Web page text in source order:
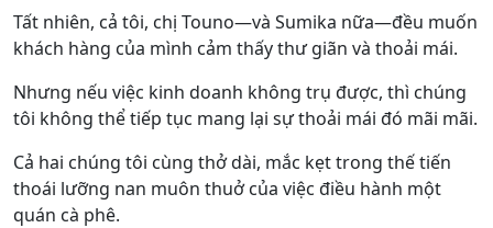
Tất nhiên, cả tôi, chị Touno—và Sumika nữa—đều muốn
khách hàng của mình cảm thấy thư giãn và thoải mái.
Nhưng nếu việc kinh doanh không trụ được, thì chúng
tôi không thể tiếp tục mang lại sự thoải mái đó mãi mãi.
Cả hai chúng tôi cùng thở dài, mắc kẹt trong thế tiến
thoái lưỡng nan muôn thuở của việc điều hành một
quán cà phê.